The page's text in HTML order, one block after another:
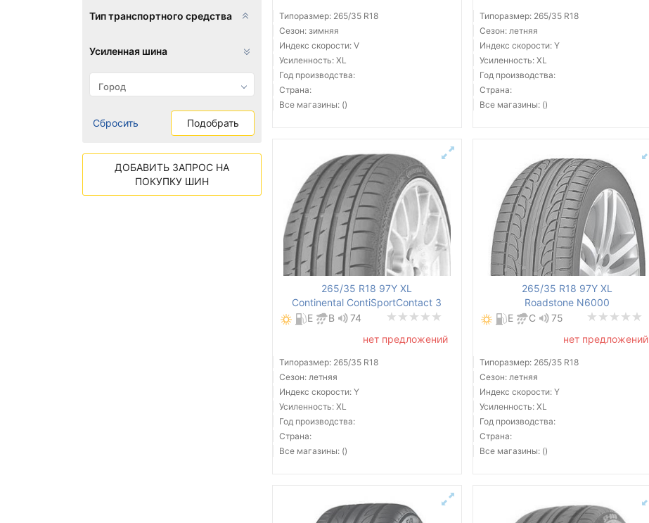
Типоразмер: 265/35 R18
Сезон: зимняя
Индекс скорости: V
Усиленность: XL
Год производства:
Страна:
Все магазины: ()
Типоразмер: 265/35 R18
Сезон: летняя
Индекс скорости: Y
Усиленность: XL
Год производства:
Страна:
Все магазины: ()
265/35 R18 97Y XL
Continental ContiSportContact 3
E
B
74
нет предложений
Типоразмер: 265/35 R18
Сезон: летняя
Индекс скорости: Y
Усиленность: XL
Год производства:
Страна:
Все магазины: ()
265/35 R18 97Y XL
Roadstone N6000
E
C
75
нет предложений
Типоразмер: 265/35 R18
Сезон: летняя
Индекс скорости: Y
Усиленность: XL
Год производства:
Страна:
Все магазины: ()
Тип транспортного средства
Усиленная шина
Сбросить Подобрать
ДОБАВИТЬ ЗАПРОС НА
ПОКУПКУ ШИН